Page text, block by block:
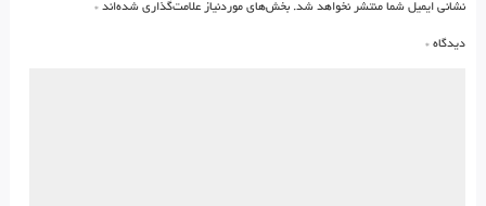
نشانی ایمیل شما منتشر نخواهد شد. بخش‌های موردنیاز علامت‌گذاری شده‌اند *
دیدگاه *